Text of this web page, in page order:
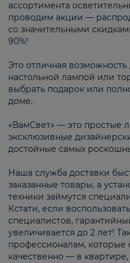
ассортимента
проводим акции —
со значительными
90%!
Это отличная
настольной лампой или
выбрать подарок или
доме.
«ВамСвет» — это простые
эксклюзивные
достойные самых
Наша служба доставки
заказанные товары, а
техники займутся
Кстати, если
специалистов,
увеличивается до 2 лет!
профессионалам, которые
качественно — в